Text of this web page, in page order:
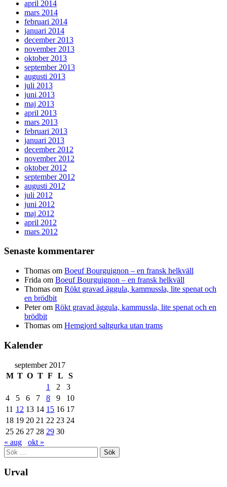
april 2014
mars 2014
februari 2014
januari 2014
december 2013
november 2013
oktober 2013
september 2013
augusti 2013
juli 2013
juni 2013
maj 2013
april 2013
mars 2013
februari 2013
januari 2013
december 2012
november 2012
oktober 2012
september 2012
augusti 2012
juli 2012
juni 2012
maj 2012
april 2012
mars 2012
Senaste kommentarer
Thomas om Boeuf Bourguignon – en fransk helkväll
Frida om Boeuf Bourguignon – en fransk helkväll
Thomas om Rökt gravad äggula, kammussla, lite spenat och
en brödbit
Peterom Rökt gravad äggula, kammussla, lite spenat och en
brödbit
Thomas om Hemgjord saltgurka utan trams
Kalender
september 2017
M T O T F L
S
1
2
3
4
5 6 7 8 9
10
11 12 13 14 15 16 17
18 19 20 21 22 23 24
25 26 27 28 29 30
« aug
okt »
Sök
efter:
Urval